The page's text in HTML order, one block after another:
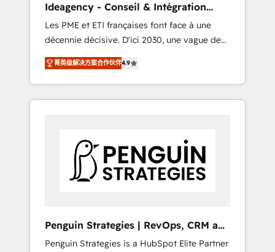
extensibility. When you work with Aptitude 8,
you get a team – not an individual – with
embedded consulting, strategy,
development, and project management. We
have 100% US-based, FTE team members.
We offer project-based and managed
services engagements that include new
extensibility, custom development, and
ongoing RevOps support.
Ideagency - Conseil & Intégration
HubSpot
Les PME et ETI françaises font face à une
décennie décisive. D'ici 2030, une vague de
consolidation va recomposer le marché.
Seules survivront les entreprises qui auront
réussi leur transformation. Le problème ?
58% des dirigeants savent que l'IA est vitale
leurs données. C'est le paradoxe français :
conscience totale, action nulle. La solution
s'appelle l'Entreprise Augmentée. Ce n'est pas
Pas pour remplacer l'humain, mais pour
l'augmenter. Chez Ideagency, nous
菁英级解决方案合作伙伴4.9
Penguin Strategies | RevOps, CRM and
AI
Penguin Strategies is a HubSpot Elite Partner